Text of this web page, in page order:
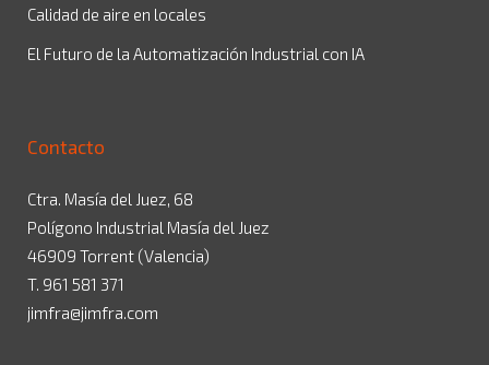
Calidad de aire en locales
El Futuro de la Automatización Industrial con IA
Contacto
Ctra. Masía del Juez, 68
Polígono Industrial Masía del Juez
46909 Torrent (Valencia)
T. 961 581 371
jimfra@jimfra.com